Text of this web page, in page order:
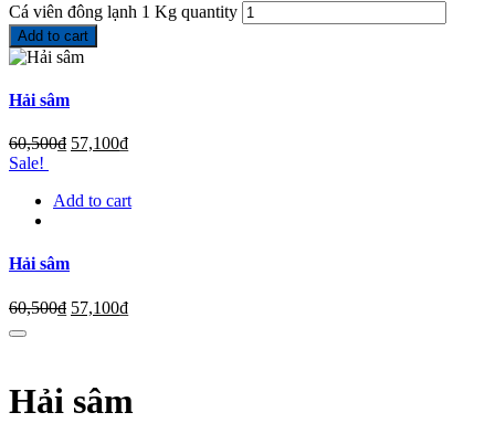
Cá viên đông lạnh 1 Kg quantity
Add to cart
Hải sâm
60,500₫ 57,100₫
Sale!
Add to cart
Hải sâm
60,500₫ 57,100₫
Hải sâm